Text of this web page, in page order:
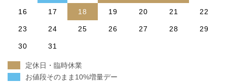
で
16 17 18 19 20 21 22
23 24 25 26 27 28 29
30 31
定休日・臨時休業
お値段そのまま10%増量デー